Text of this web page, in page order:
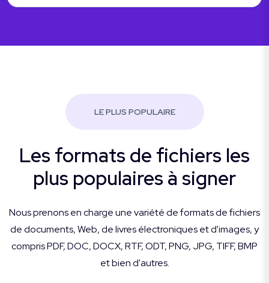
LE PLUS POPULAIRE
Les formats de fichiers les
plus populaires à signer
Nous prenons en charge une variété de formats de fichiers
de documents, Web, de livres électroniques et d'images, y
compris PDF, DOC, DOCX, RTF, ODT, PNG, JPG, TIFF, BMP
et bien d'autres.